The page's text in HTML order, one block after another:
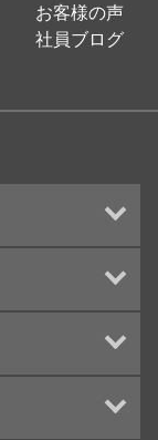
お客様の声
社員ブログ